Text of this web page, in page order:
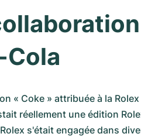
Cola
« Coke » attribuée à la
réellement une édition
s'était engagée dans